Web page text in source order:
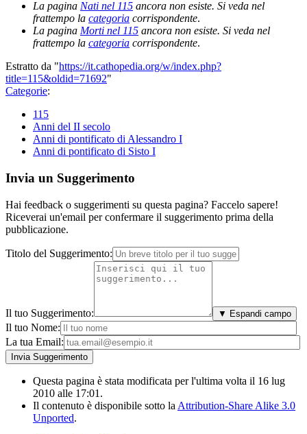
La pagina Nati nel 115 ancora non esiste. Si veda nel
frattempo la categoria corrispondente.
La pagina Morti nel 115 ancora non esiste. Si veda nel
frattempo la categoria corrispondente.
Estratto da "https://it.cathopedia.org/w/index.php?
title=115&oldid=71692"
Categorie:
115
Anni del II secolo
Anni di pontificato di Alessandro I
Anni di pontificato di Sisto I
Invia un Suggerimento
Hai feedback o suggerimenti su questa pagina? Faccelo sapere!
Riceverai un'email per confermare il suggerimento prima della
pubblicazione.
Titolo del Suggerimento:
Il tuo Suggerimento: ▼ Espandi campo
Il tuo Nome:
La tua Email:
Questa pagina è stata modificata per l'ultima volta il 16 lug
2010 alle 17:01.
Il contenuto è disponibile sotto la Attribution-Share Alike 3.0
Unported.